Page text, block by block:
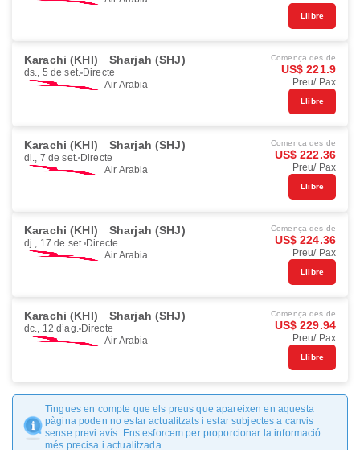
Llibre
Karachi (KHI) Sharjah (SHJ)
ds., 5 de set. Directe
Air Arabia
Comença des de
US$ 221.9
Preu/ Pax
Llibre
Karachi (KHI) Sharjah (SHJ)
dl., 7 de set. Directe
Air Arabia
Comença des de
US$ 222.36
Preu/ Pax
Llibre
Karachi (KHI) Sharjah (SHJ)
dj., 17 de set. Directe
Air Arabia
Comença des de
US$ 224.36
Preu/ Pax
Llibre
Karachi (KHI) Sharjah (SHJ)
dc., 12 d’ag. Directe
Air Arabia
Comença des de
US$ 229.94
Preu/ Pax
Llibre
Tingues en compte que els preus que apareixen en aquesta
pàgina poden no estar actualitzats i estar subjectes a canvis
sense previ avís. Ens esforcem per proporcionar la informació
més precisa i actualitzada.